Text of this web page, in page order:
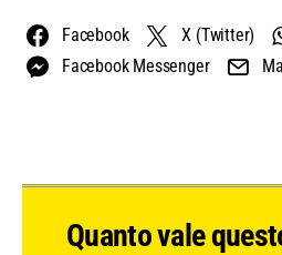
Facebook X (Twitter)
Facebook Messenger
Quanto vale